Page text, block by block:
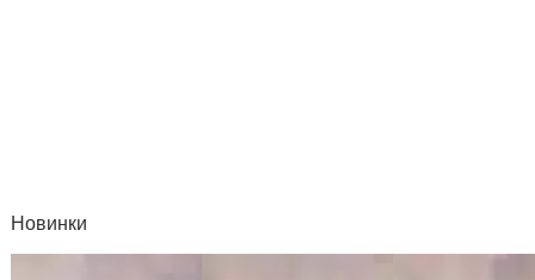
Новинки